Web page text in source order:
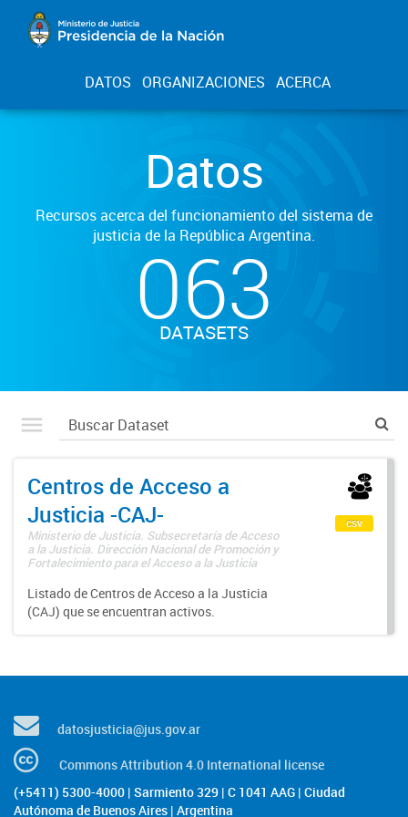
DATOS ORGANIZACIONES ACERCA
Datos
Recursos acerca del funcionamiento del sistema de
justicia de la República Argentina.
063
DATASETS
Centros de Acceso a
Justicia -CAJ-
Ministerio de Justicia. Subsecretaría de Acceso
a la Justicia. Dirección Nacional de Promoción y
Fortalecimiento para el Acceso a la Justicia
Listado de Centros de Acceso a la Justicia
(CAJ) que se encuentran activos.
csv
datosjusticia@jus.gov.ar
Commons Attribution 4.0 International license
(+5411) 5300-4000 | Sarmiento 329 | C 1041 AAG | Ciudad
Autónoma de Buenos Aires | Argentina